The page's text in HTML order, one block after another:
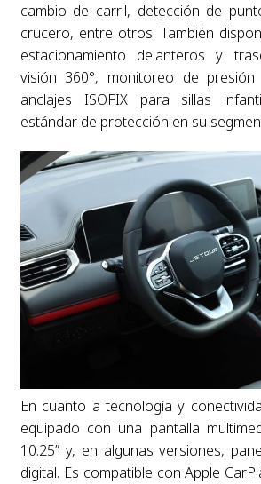
cambio de carril, detección de
crucero, entre otros. También
estacionamiento delanteros y
visión 360°, monitoreo de
anclajes ISOFIX para sillas
estándar de protección en su
En cuanto a tecnología y
equipado con una pantalla
10.25” y, en algunas versiones,
digital. Es compatible con Apple